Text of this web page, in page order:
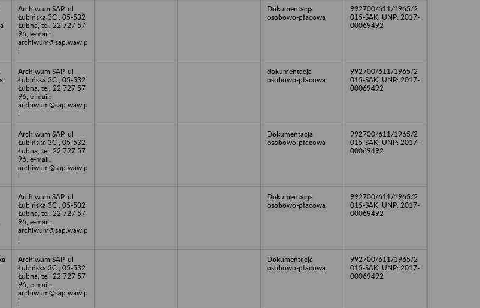
Archiwum SAP, ul
Łubińska 3C , 05-532
Łubna, tel. 22 727 57
96, e-mail:
archiwum@sap.waw.p
l
Dokumentacja
osobowo-płacowa
992700/611/1965/2
015-SAK; UNP: 2017-
00069492
Archiwum SAP, ul
Łubińska 3C , 05-532
Łubna, tel. 22 727 57
96, e-mail:
archiwum@sap.waw.p
l
dokumentacja
osobowo-płacowa
992700/611/1965/2
015-SAK; UNP: 2017-
00069492
Archiwum SAP, ul
Łubińska 3C , 05-532
Łubna, tel. 22 727 57
96, e-mail:
archiwum@sap.waw.p
l
Dokumentacja
osobowo-płacowa
992700/611/1965/2
015-SAK; UNP: 2017-
00069492
Archiwum SAP, ul
Łubińska 3C , 05-532
Łubna, tel. 22 727 57
96, e-mail:
archiwum@sap.waw.p
l
Dokumentacja
osobowo-płacowa
992700/611/1965/2
015-SAK; UNP: 2017-
00069492
Archiwum SAP, ul
Łubińska 3C , 05-532
Łubna, tel. 22 727 57
96, e-mail:
archiwum@sap.waw.p
l
Dokumentacja
osobowo-płacowa
992700/611/1965/2
015-SAK; UNP: 2017-
00069492